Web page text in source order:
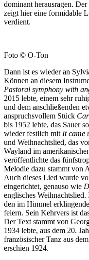
dominant herausragen.
zeigt hier eine formidable
verdient.
Foto © O-Ton
Dann ist es wieder an
Können an diesem
Pastoral symphony with
2015 lebte, einem sehr
und dem anschließenden
anspruchsvollem Stück
bis 1952 lebte, das Sauer
wieder festlich mit It came
und Weihnachtslied, das
Wayland im
veröffentlichte das
Melodie dazu stammt von
Auch dieses Lied wurde
eingerichtet, genauso wie
englisches
den im Himmel
feiern. Sein Kehrvers ist
Der Text stammt von
1934 lebte, aus dem 20.
französischer Tanz aus
erschien 1924.